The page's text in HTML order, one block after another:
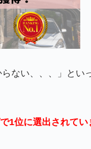
ない、、、」とい
1位に選出されてい